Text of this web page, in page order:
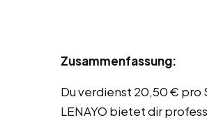
Zusammenfassung:
Du verdienst 20,50 € pro
LENAYO bietet dir